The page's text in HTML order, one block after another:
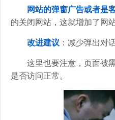
网站的弹窗广告或者是
的关闭网站，这就增加了网
改进建议 ：减少弹出对
这里也要注意，页面被
是否访问正常。